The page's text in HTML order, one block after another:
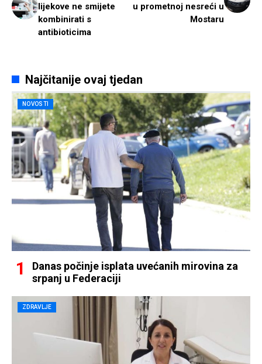
lijekove ne smijete
kombinirati s
antibioticima
u prometnoj nesreći u
Mostaru
Najčitanije ovaj tjedan
NOVOSTI
Danas počinje isplata uvećanih mirovina za
srpanj u Federaciji
ZDRAVLJE